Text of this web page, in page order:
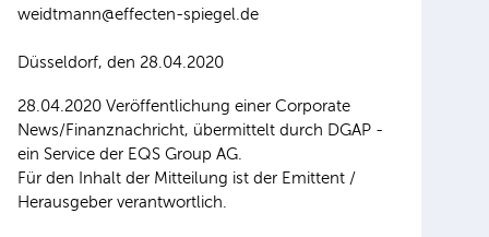
weidtmann@effecten-spiegel.de
Düsseldorf, den 28.04.2020
28.04.2020 Veröffentlichung einer Corporate
News/Finanznachricht, übermittelt durch DGAP -
ein Service der EQS Group AG.
Für den Inhalt der Mitteilung ist der Emittent /
Herausgeber verantwortlich.